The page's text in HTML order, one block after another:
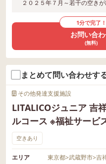
２０２５年７月～若干の空き
1分で完了！
お問い合
(無料)
まとめて問い合わせす
その他発達支援施設
LITALICOジュニア 吉
ルコース ※福祉サービ
空きあり
エリア 東京都>武蔵野市>吉